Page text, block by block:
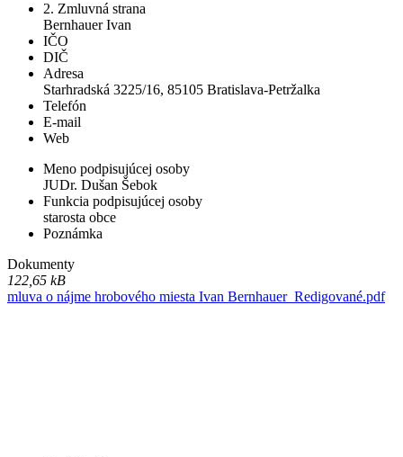
2. Zmluvná strana
Bernhauer Ivan
IČO
DIČ
Adresa
Starhradská 3225/16, 85105 Bratislava-Petržalka
Telefón
E-mail
Web
Meno podpisujúcej osoby
JUDr. Dušan Šebok
Funkcia podpisujúcej osoby
starosta obce
Poznámka
Dokumenty
122,65 kB
mluva o nájme hrobového miesta Ivan Bernhauer_Redigované.pdf